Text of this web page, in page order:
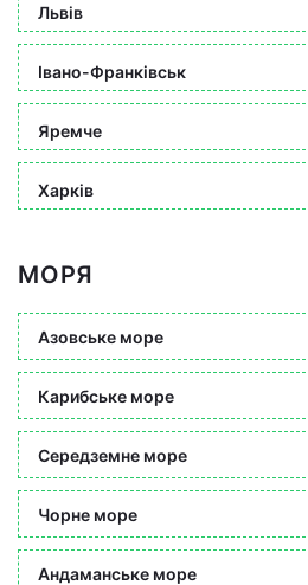
Львів
Івано-Франківськ
Яремче
Харків
МОРЯ
Азовське море
Карибське море
Середземне море
Чорне море
Андаманське море